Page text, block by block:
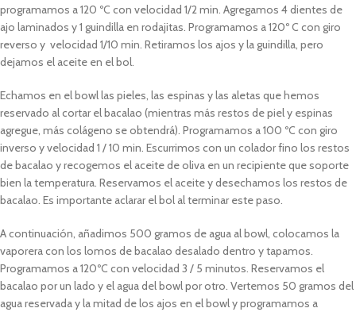
programamos a 120 ºC con velocidad 1/2 min. Agregamos 4 dientes de
ajo laminados y 1 guindilla en rodajitas. Programamos a 120º C con giro
reverso y velocidad 1/10 min. Retiramos los ajos y la guindilla, pero
dejamos el aceite en el bol.
Echamos en el bowl las pieles, las espinas y las aletas que hemos
reservado al cortar el bacalao (mientras más restos de piel y espinas
agregue, más colágeno se obtendrá). Programamos a 100 ºC con giro
inverso y velocidad 1 / 10 min. Escurrimos con un colador fino los restos
de bacalao y recogemos el aceite de oliva en un recipiente que soporte
bien la temperatura. Reservamos el aceite y desechamos los restos de
bacalao. Es importante aclarar el bol al terminar este paso.
A continuación, añadimos 500 gramos de agua al bowl, colocamos la
vaporera con los lomos de bacalao desalado dentro y tapamos.
Programamos a 120ºC con velocidad 3 / 5 minutos. Reservamos el
bacalao por un lado y el agua del bowl por otro. Vertemos 50 gramos del
agua reservada y la mitad de los ajos en el bowl y programamos a